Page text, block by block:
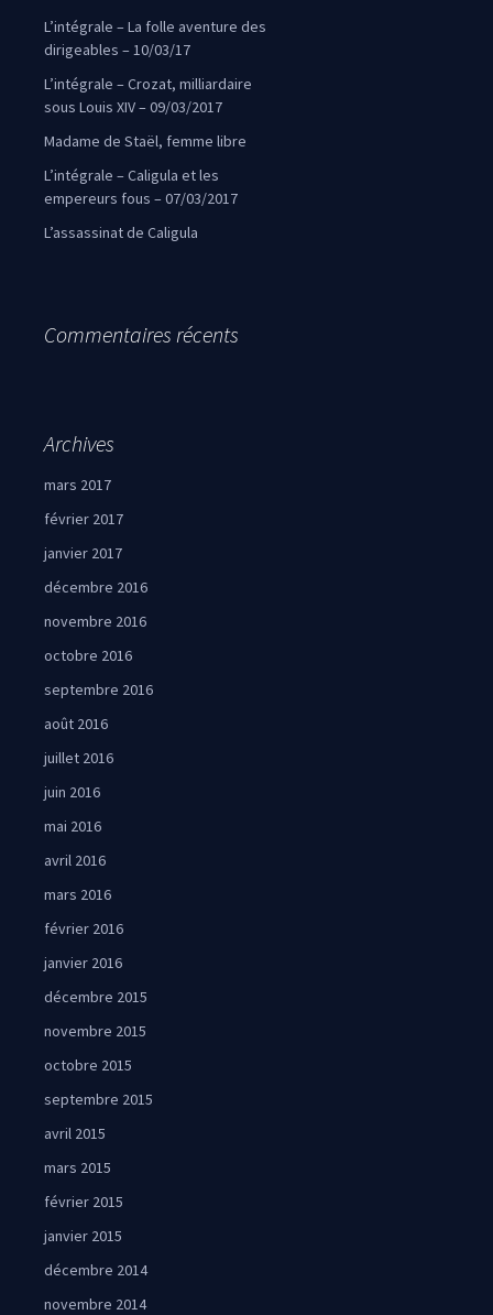
L’intégrale – La folle aventure des
dirigeables – 10/03/17
L’intégrale – Crozat, milliardaire
sous Louis XIV – 09/03/2017
Madame de Staël, femme libre
L’intégrale – Caligula et les
empereurs fous – 07/03/2017
L’assassinat de Caligula
Commentaires récents
Archives
mars 2017
février 2017
janvier 2017
décembre 2016
novembre 2016
octobre 2016
septembre 2016
août 2016
juillet 2016
juin 2016
mai 2016
avril 2016
mars 2016
février 2016
janvier 2016
décembre 2015
novembre 2015
octobre 2015
septembre 2015
avril 2015
mars 2015
février 2015
janvier 2015
décembre 2014
novembre 2014